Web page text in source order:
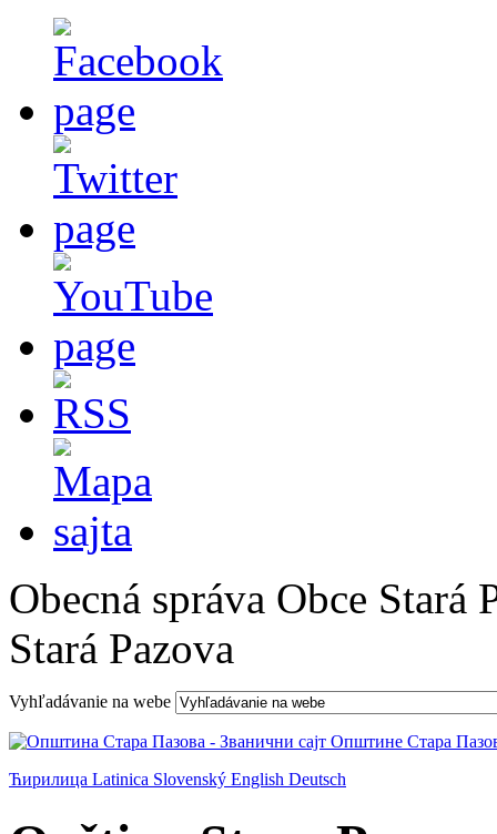
Obecná správa Obce Stará
Stará Pazova
Vyhľadávanie na webe
Ћирилица Latinica Slovenský English Deutsch